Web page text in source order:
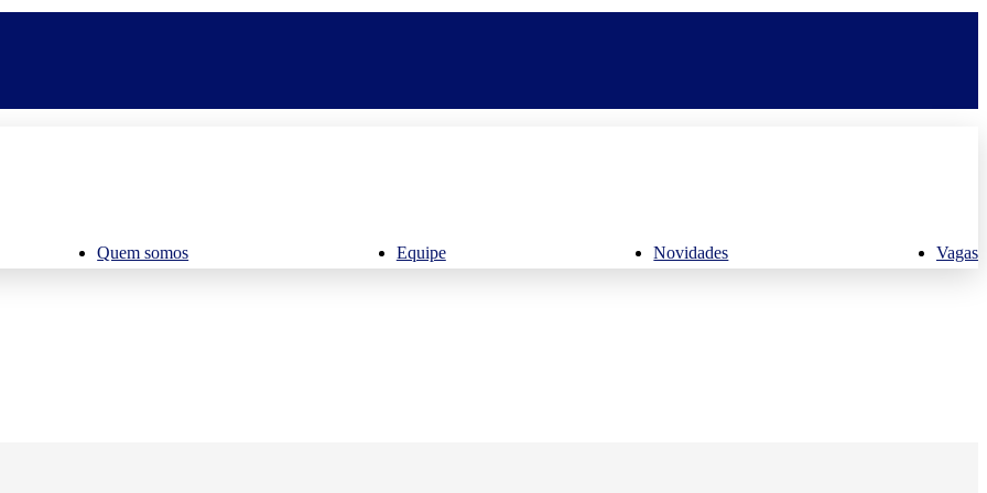
Quem somos Equipe Novidades Vagas